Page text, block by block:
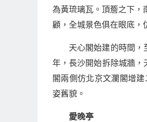
為黃琉璃瓦。頂簷之下，
顧，全城景色俱在眼底，
天心閣始建的時間，
年，長沙開始拆除城牆，
閣兩側仿北京文瀾閣增
姿舊貌。
愛晚亭